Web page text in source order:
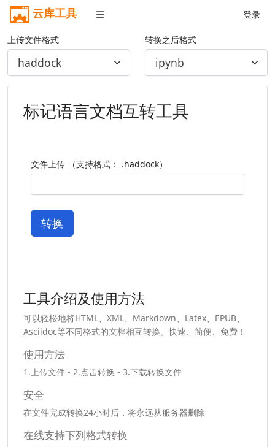
云库工具 登录
上传文件格式 转换之后格式
标记语言文档互转工具
文件上传 （支持格式： .haddock）
转换
工具介绍及使用方法
可以轻松地将HTML、XML、Markdown、Latex、EPUB、
Asciidoc等不同格式的文档相互转换。快速、简便、免费！
使用方法
1.上传文件 - 2.点击转换 - 3.下载转换文件
安全
在文件完成转换24小时后，将永远从服务器删除
在线支持下列格式转换